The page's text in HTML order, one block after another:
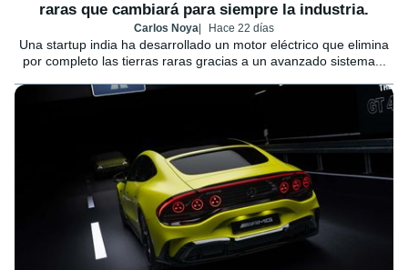
raras que cambiará para siempre la industria.
Carlos Noya Hace 22 días
Una startup india ha desarrollado un motor eléctrico que elimina
por completo las tierras raras gracias a un avanzado sistema...